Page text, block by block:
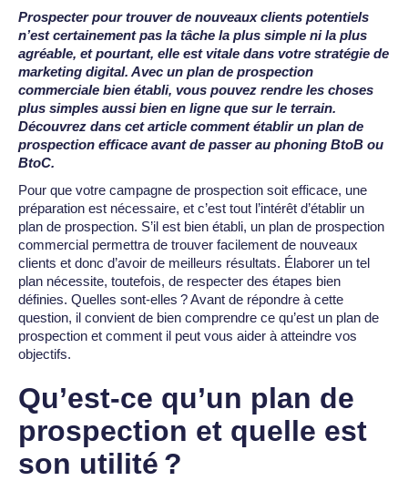
Prospecter pour trouver de nouveaux clients potentiels
n’est certainement pas la tâche la plus simple ni la plus
agréable, et pourtant, elle est vitale dans votre stratégie de
marketing digital. Avec un plan de prospection
commerciale bien établi, vous pouvez rendre les choses
plus simples aussi bien en ligne que sur le terrain.
Découvrez dans cet article comment établir un plan de
prospection efficace avant de passer au phoning BtoB ou
BtoC.
Pour que votre campagne de prospection soit efficace, une
préparation est nécessaire, et c’est tout l’intérêt d’établir un
plan de prospection. S’il est bien établi, un plan de prospection
commercial permettra de trouver facilement de nouveaux
clients et donc d’avoir de meilleurs résultats. Élaborer un tel
plan nécessite, toutefois, de respecter des étapes bien
définies. Quelles sont-elles ? Avant de répondre à cette
question, il convient de bien comprendre ce qu’est un plan de
prospection et comment il peut vous aider à atteindre vos
objectifs.
Qu’est-ce qu’un plan de
prospection et quelle est
son utilité ?